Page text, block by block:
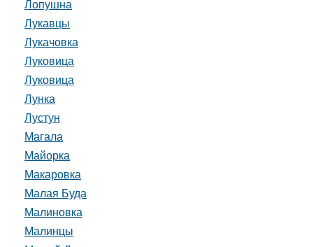
Лопушна
Лукавцы
Лукачовка
Луковица
Луковица
Лунка
Лустун
Магала
Майорка
Макаровка
Малая Буда
Малиновка
Малинцы